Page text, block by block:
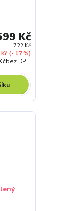
722 Kč
(- 17 %)
Kč
bez DPH